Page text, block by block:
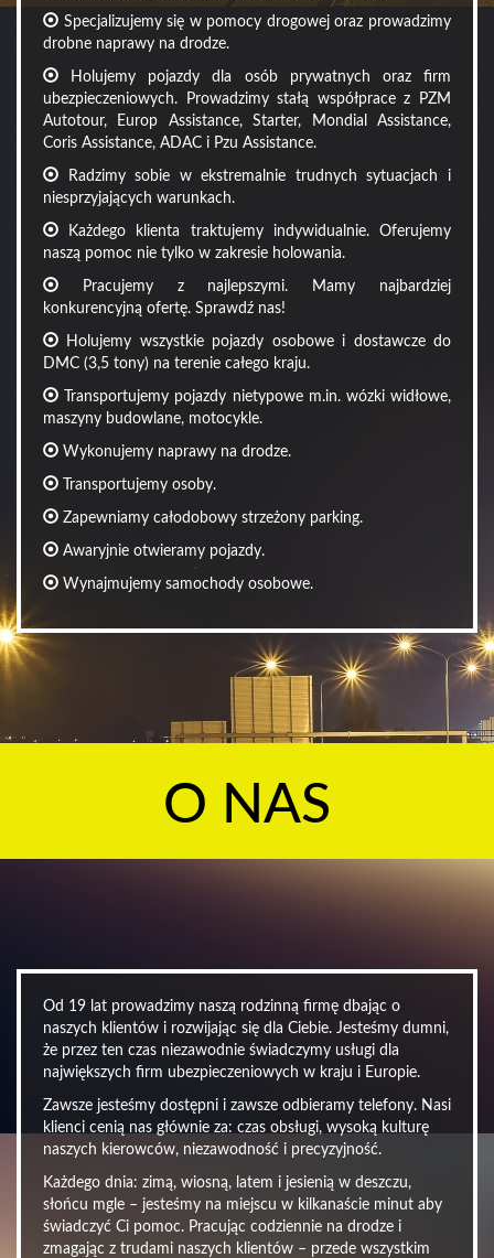
Specjalizujemy się w pomocy drogowej oraz prowadzimy
drobne naprawy na drodze.
Holujemy pojazdy dla osób prywatnych oraz firm
ubezpieczeniowych. Prowadzimy stałą współprace z PZM
Autotour, Europ Assistance, Starter, Mondial Assistance,
Coris Assistance, ADAC i Pzu Assistance.
Radzimy sobie w ekstremalnie trudnych sytuacjach i
niesprzyjających warunkach.
Każdego klienta traktujemy indywidualnie. Oferujemy
naszą pomoc nie tylko w zakresie holowania.
Pracujemy z najlepszymi. Mamy najbardziej
konkurencyjną ofertę. Sprawdź nas!
Holujemy wszystkie pojazdy osobowe i dostawcze do
DMC (3,5 tony) na terenie całego kraju.
Transportujemy pojazdy nietypowe m.in. wózki widłowe,
maszyny budowlane, motocykle.
Wykonujemy naprawy na drodze.
Transportujemy osoby.
Zapewniamy całodobowy strzeżony parking.
Awaryjnie otwieramy pojazdy.
Wynajmujemy samochody osobowe.
O NAS
Od 19 lat prowadzimy naszą rodzinną firmę dbając o
naszych klientów i rozwijając się dla Ciebie. Jesteśmy dumni,
że przez ten czas niezawodnie świadczymy usługi dla
największych firm ubezpieczeniowych w kraju i Europie.
Zawsze jesteśmy dostępni i zawsze odbieramy telefony. Nasi
klienci cenią nas głównie za: czas obsługi, wysoką kulturę
naszych kierowców, niezawodność i precyzyjność.
Każdego dnia: zimą, wiosną, latem i jesienią w deszczu,
słońcu mgle – jesteśmy na miejscu w kilkanaście minut aby
świadczyć Ci pomoc. Pracując codziennie na drodze i
zmagając z trudami naszych klientów – przede wszystkim